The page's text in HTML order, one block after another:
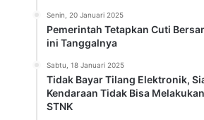
Senin, 20 Januari 2025
Pemerintah Tetapkan Cuti
ini Tanggalnya
Sabtu, 18 Januari 2025
Tidak Bayar Tilang Elektronik,
Kendaraan Tidak Bisa
STNK